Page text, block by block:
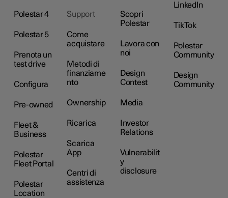
Polestar 4
Polestar 5
Prenota un
test drive
Configura
Pre-owned
Fleet &
Business
Polestar
Fleet Portal
Polestar
Location
Support
Come
acquistare
Metodi di
finanziame
nto
Ownership
Ricarica
Scarica
App
Centri di
assistenza
Scopri
Polestar
Lavora con
noi
Design
Contest
Media
Investor
Relations
Vulnerabilit
y
disclosure
LinkedIn
TikTok
Polestar
Community
Design
Community